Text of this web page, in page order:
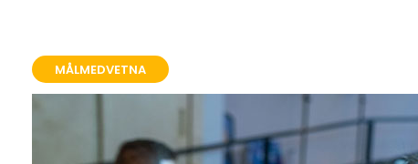
MÅLMEDVETNA